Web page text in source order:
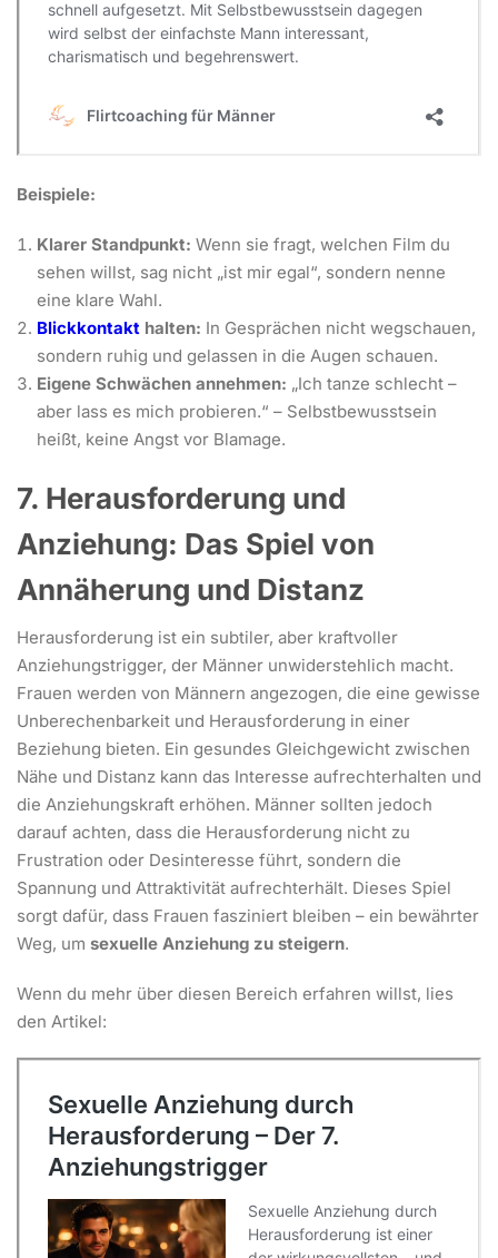
Beispiele:
Klarer Standpunkt: Wenn sie fragt, welchen Film du
sehen willst, sag nicht „ist mir egal“, sondern nenne
eine klare Wahl.
Blickkontakt halten: In Gesprächen nicht wegschauen,
sondern ruhig und gelassen in die Augen schauen.
Eigene Schwächen annehmen: „Ich tanze schlecht –
aber lass es mich probieren.“ – Selbstbewusstsein
heißt, keine Angst vor Blamage.
7. Herausforderung und
Anziehung: Das Spiel von
Annäherung und Distanz
Herausforderung ist ein subtiler, aber kraftvoller
Anziehungstrigger, der Männer unwiderstehlich macht.
Frauen werden von Männern angezogen, die eine gewisse
Unberechenbarkeit und Herausforderung in einer
Beziehung bieten. Ein gesundes Gleichgewicht zwischen
Nähe und Distanz kann das Interesse aufrechterhalten und
die Anziehungskraft erhöhen. Männer sollten jedoch
darauf achten, dass die Herausforderung nicht zu
Frustration oder Desinteresse führt, sondern die
Spannung und Attraktivität aufrechterhält. Dieses Spiel
sorgt dafür, dass Frauen fasziniert bleiben – ein bewährter
Weg, um sexuelle Anziehung zu steigern.
Wenn du mehr über diesen Bereich erfahren willst, lies
den Artikel: